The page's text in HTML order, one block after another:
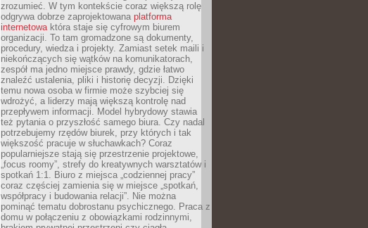
zrozumieć. W tym kontekście coraz większą rolę
odgrywa dobrze zaprojektowana platforma
internetowaktóra staje się cyfrowym biurem
organizacji. To tam gromadzone są dokumenty,
procedury, wiedza i projekty. Zamiast setek maili i
niekończących się wątków na komunikatorach,
zespół ma jedno miejsce prawdy, gdzie łatwo
znaleźć ustalenia, pliki i historię decyzji. Dzięki
temu nowa osoba w firmie może szybciej się
wdrożyć, a liderzy mają większą kontrolę nad
przepływem informacji. Model hybrydowy stawia
też pytania o przyszłość samego biura. Czy nadal
potrzebujemy rzędów biurek, przy których i tak
większość pracuje w słuchawkach? Coraz
popularniejsze stają się przestrzenie projektowe,
„focus roomy”, strefy do kreatywnych warsztatów i
spotkań 1:1. Biuro z miejsca „codziennej pracy”
coraz częściej zamienia się w miejsce „spotkań,
współpracy i budowania relacji”. Nie można
pominąć tematu dobrostanu psychicznego. Praca z
domu w połączeniu z obowiązkami rodzinnymi,